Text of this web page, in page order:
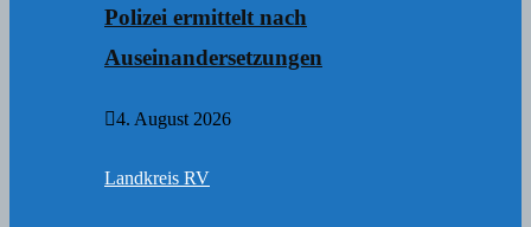
Polizei ermittelt nach
Auseinandersetzungen
4. August 2026
Landkreis RV